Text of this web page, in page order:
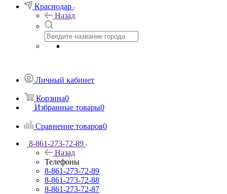
Краснодар
Назад
Личный кабинет
Корзина0
Избранные товары0
Сравнение товаров0
8-861-273-72-89
Назад
Телефоны
8-861-273-72-89
8-861-273-72-88
8-861-273-72-87